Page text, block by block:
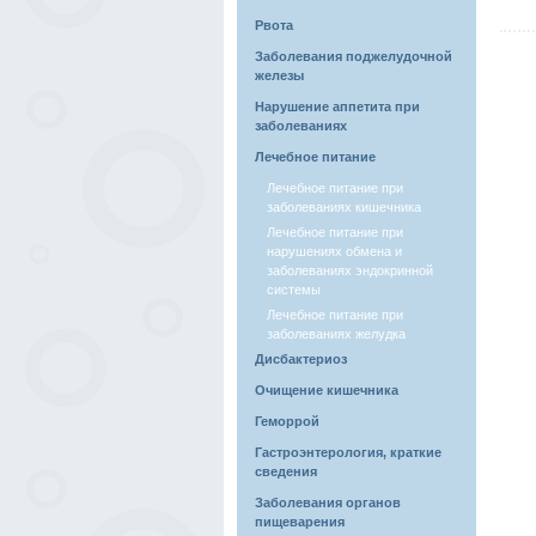
Рвота
Заболевания поджелудочной
железы
Нарушение аппетита при
заболеваниях
Лечебное питание
Лечебное питание при
заболеваниях кишечника
Лечебное питание при
нарушениях обмена и
заболеваниях эндокринной
системы
Лечебное питание при
заболеваниях желудка
Дисбактериоз
Очищение кишечника
Геморрой
Гастроэнтерология, краткие
сведения
Заболевания органов
пищеварения